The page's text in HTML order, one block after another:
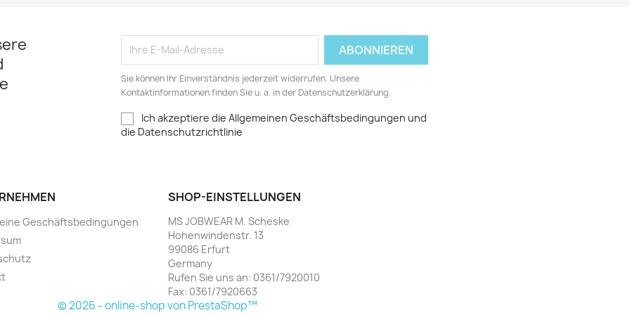
Sie können Ihr Einverständnis jederzeit widerrufen. Unsere
Kontaktinformationen finden Sie u. a. in der Datenschutzerklärung.
Ich akzeptiere die Allgemeinen Geschäftsbedingungen und
die Datenschutzrichtlinie
Geschäftsbedingungen
SHOP-EINSTELLUNGEN
MS JOBWEAR M. Scheske
Hohenwindenstr. 13
99086 Erfurt
Germany
Rufen Sie uns an: 0361/7920010
Fax: 0361/7920663
© 2026 - online-shop von PrestaShop™